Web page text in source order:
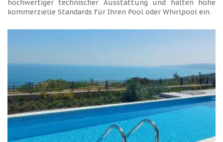
hochwertiger technischer Ausstattung und halten hohe
kommerzielle Standards für Ihren Pool oder Whirlpool ein.